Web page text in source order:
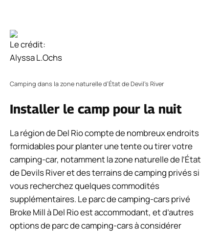
Le crédit:
Alyssa L.Ochs
Camping dans la zone naturelle d’État de Devil’s River
Installer le camp pour la nuit
La région de Del Rio compte de nombreux endroits
formidables pour planter une tente ou tirer votre
camping-car, notamment la zone naturelle de l’État
de Devils River et des terrains de camping privés si
vous recherchez quelques commodités
supplémentaires. Le parc de camping-cars privé
Broke Mill à Del Rio est accommodant, et d’autres
options de parc de camping-cars à considérer